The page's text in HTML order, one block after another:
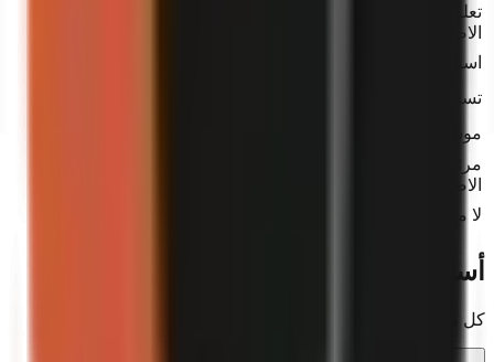
تعليق صوتي بالذكاء
الاصطناعي
استنساخ الصوت
تسميات توضيحية تلقائية
موسيقى خلفية
مرئيات مولّدة بالذكاء
الاصطناعي
لا مهارات مونتاج مطلوبة
أسئلة شائعة
كل ما تحتاج معرفته عن GoFaceless.